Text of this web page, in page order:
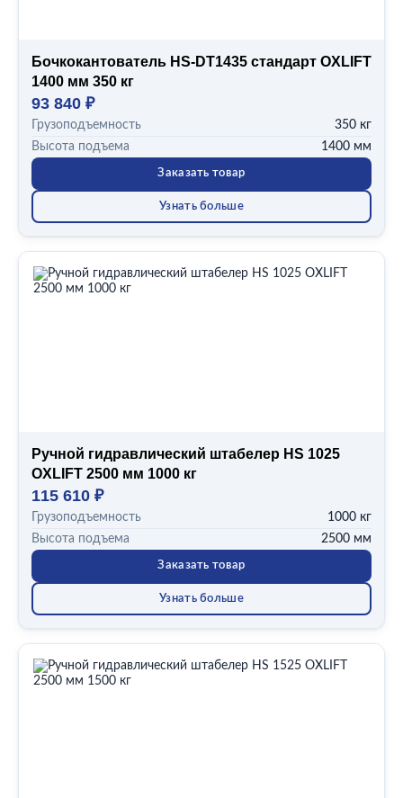
Бочкокантователь HS-DT1435 стандарт OXLIFT
1400 мм 350 кг
93 840 ₽
Грузоподъемность
350 кг
Высота подъема
1400 мм
Заказать товар
Узнать больше
Ручной гидравлический штабелер HS 1025
OXLIFT 2500 мм 1000 кг
115 610 ₽
Грузоподъемность
1000 кг
Высота подъема
2500 мм
Заказать товар
Узнать больше